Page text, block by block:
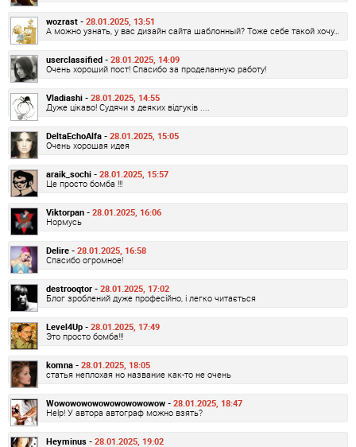
wozrast - 28.01.2025, 13:51
А можно узнать, у вас дизайн сайта шаблонный? Тоже себе такой хочу…
userclassified - 28.01.2025, 14:09
Очень хороший пост! Спасибо за проделанную работу!
Vladiashi - 28.01.2025, 14:55
Дуже цікаво! Судячи з деяких відгуків ....
DeltaEchoAlfa - 28.01.2025, 15:05
Очень хорошая идея
araik_sochi - 28.01.2025, 15:57
Це просто бомба !!!
Viktorpan - 28.01.2025, 16:06
Нормусь
Delire - 28.01.2025, 16:58
Спасибо огромное!
destrooqtor - 28.01.2025, 17:02
Блог зроблений дуже професійно, і легко читається
Level4Up - 28.01.2025, 17:49
Это просто бомба!!!
komna - 28.01.2025, 18:05
статья неплохая но название как-то не очень
Wowowowowowowowowowow - 28.01.2025, 18:47
Help! У автора автограф можно взять?
Heyminus - 28.01.2025, 19:02